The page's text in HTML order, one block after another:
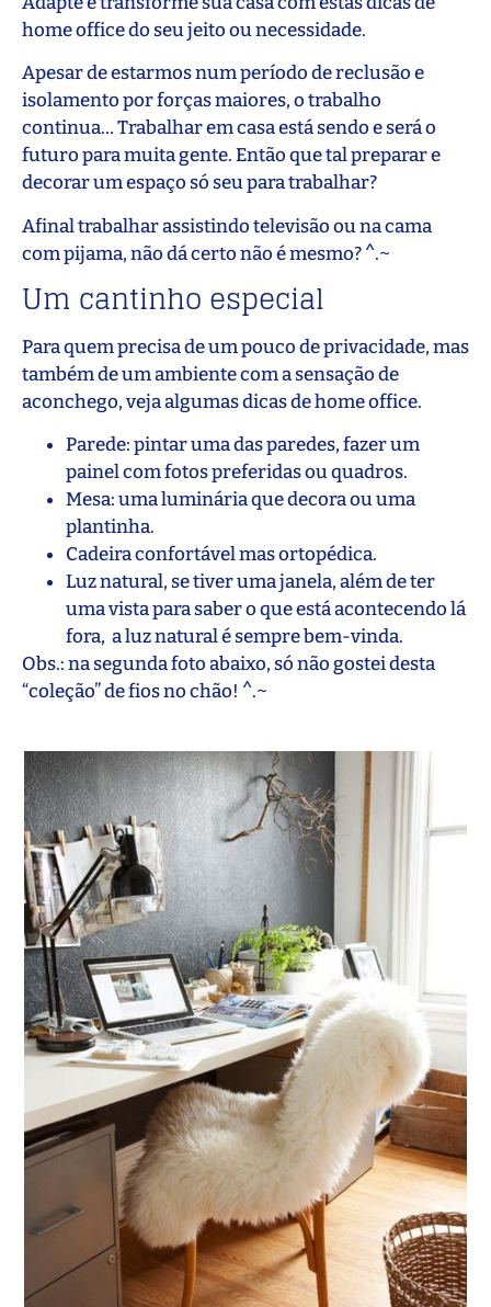
home office do seu jeito ou necessidade.
Apesar de estarmos num período de reclusão e
isolamento por forças maiores, o trabalho
continua… Trabalhar em casa está sendo e será o
futuro para muita gente. Então que tal preparar e
decorar um espaço só seu para trabalhar?
Afinal trabalhar assistindo televisão ou na cama
com pijama, não dá certo não é mesmo? ^.~
Um cantinho especial
Para quem precisa de um pouco de privacidade, mas
também de um ambiente com a sensação de
aconchego, veja algumas dicas de home office.
Parede: pintar uma das paredes, fazer um
painel com fotos preferidas ou quadros.
Mesa: uma luminária que decora ou uma
plantinha.
Cadeira confortável mas ortopédica.
Luz natural, se tiver uma janela, além de ter
uma vista para saber o que está acontecendo lá
fora, a luz natural é sempre bem-vinda.
Obs.: na segunda foto abaixo, só não gostei desta
“coleção” de fios no chão! ^.~